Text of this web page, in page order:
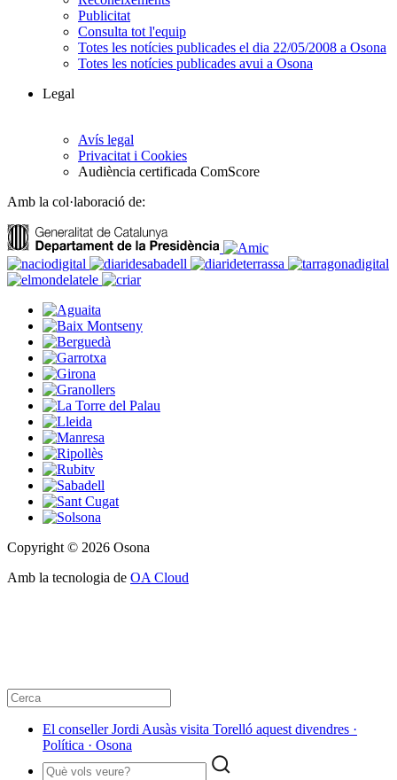
Publicitat
Consulta tot l'equip
Totes les notícies publicades el dia 22/05/2008 a Osona
Totes les notícies publicades avui a Osona
Legal
Avís legal
Privacitat i Cookies
Audiència certificada ComScore
Amb la col·laboració de:
Copyright © 2026 Osona
Amb la tecnologia de OA Cloud
El conseller Jordi Ausàs visita Torelló aquest divendres ·
Política · Osona